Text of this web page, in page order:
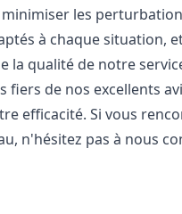
les
à chaque situation,
la qualité de notre
fiers de nos excellents
efficacité. Si vous
n'hésitez pas à nous